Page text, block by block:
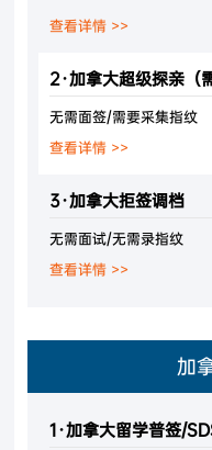
查看详情 >>
2·加拿大超级探亲（
无需面签/需要采集指纹
查看详情 >>
3·加拿大拒签调档
无需面试/无需录指纹
查看详情 >>
加
1·加拿大留学普签/